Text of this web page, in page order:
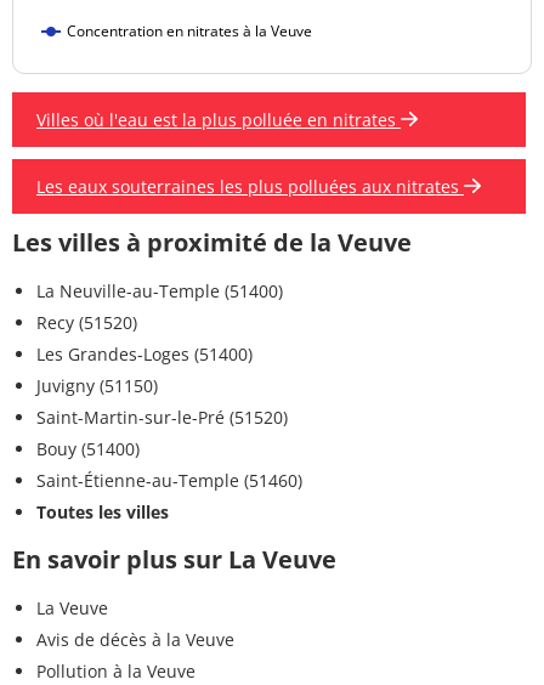
Concentration en nitrates à la Veuve
Villes où l'eau est la plus polluée en nitrates
Les eaux souterraines les plus polluées aux nitrates
Les villes à proximité de la Veuve
La Neuville-au-Temple (51400)
Recy (51520)
Les Grandes-Loges (51400)
Juvigny (51150)
Saint-Martin-sur-le-Pré (51520)
Bouy (51400)
Saint-Étienne-au-Temple (51460)
Toutes les villes
En savoir plus sur La Veuve
La Veuve
Avis de décès à la Veuve
Pollution à la Veuve